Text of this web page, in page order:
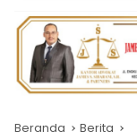
Beranda Berita